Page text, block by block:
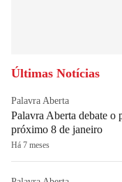
Últimas Notícias
Palavra Aberta
Palavra Aberta debate
próximo 8 de janeiro
Há 7 meses